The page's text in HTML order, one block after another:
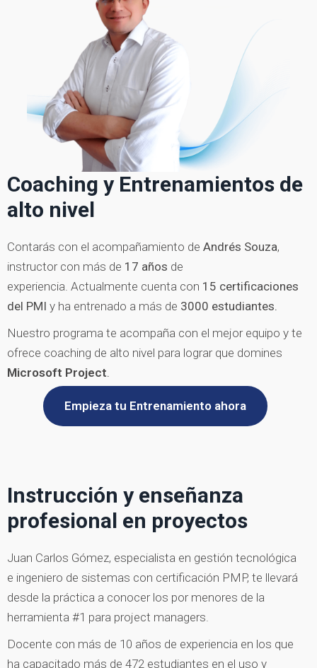
Coaching y Entrenamientos de
alto nivel
Contarás con el acompañamiento de Andrés Souza,
instructor con más de 17 años de
experiencia. Actualmente cuenta con 15 certificaciones
del PMI y ha entrenado a más de 3000 estudiantes.
Nuestro programa te acompaña con el mejor equipo y te
ofrece coaching de alto nivel para lograr que domines
Microsoft Project.
Empieza tu Entrenamiento ahora
Instrucción y enseñanza
profesional en proyectos
Juan Carlos Gómez, especialista en gestión tecnológica
e ingeniero de sistemas con certificación PMP, te llevará
desde la práctica a conocer los por menores de la
herramienta #1 para project managers.
Docente con más de 10 años de experiencia en los que
ha capacitado más de 472 estudiantes en el uso y